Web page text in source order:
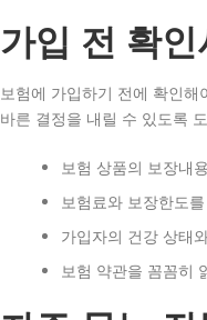
가입 전 확인
보험에 가입하기 전에 확인
바른 결정을 내릴 수 있도록
보험 상품의 보장내
보험료와 보장한도
가입자의 건강 상태
보험 약관을 꼼꼼히